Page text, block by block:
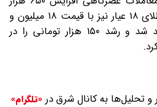
تومانی داشت. هر گرم طلای ۱۸ عیار نیز با قیمت ۱۸ میلیون و
۱۳۳ هزار تومان دادوستد شد و رشد ۱۵۰ هزار تومانی را در
و تحلیل‌ها به کانال شرق در «تلگرام»